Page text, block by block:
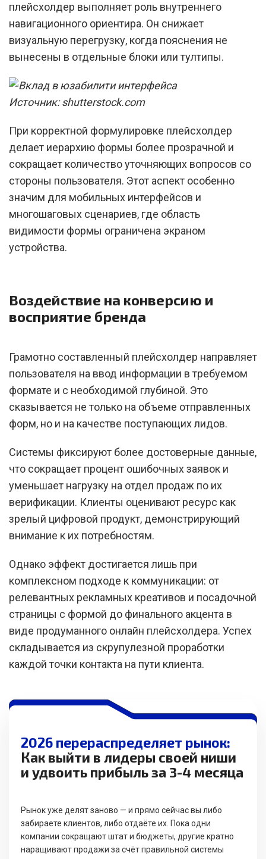
плейсхолдер выполняет роль внутреннего
навигационного ориентира. Он снижает
визуальную перегрузку, когда пояснения не
вынесены в отдельные блоки или тултипы.
Источник: shutterstock.com
При корректной формулировке плейсхолдер
делает иерархию формы более прозрачной и
сокращает количество уточняющих вопросов со
стороны пользователя. Этот аспект особенно
значим для мобильных интерфейсов и
многошаговых сценариев, где область
видимости формы ограничена экраном
устройства.
Воздействие на конверсию и
восприятие бренда
Грамотно составленный плейсхолдер направляет
пользователя на ввод информации в требуемом
формате и с необходимой глубиной. Это
сказывается не только на объеме отправленных
форм, но и на качестве поступающих лидов.
Системы фиксируют более достоверные данные,
что сокращает процент ошибочных заявок и
уменьшает нагрузку на отдел продаж по их
верификации. Клиенты оценивают ресурс как
зрелый цифровой продукт, демонстрирующий
внимание к их потребностям.
Однако эффект достигается лишь при
комплексном подходе к коммуникации: от
релевантных рекламных креативов и посадочной
страницы с формой до финального акцента в
виде продуманного онлайн плейсхолдера. Успех
складывается из скрупулезной проработки
каждой точки контакта на пути клиента.
2026 перераспределяет рынок:
Как выйти в лидеры своей ниши
и удвоить прибыль за 3-4 месяца
Рынок уже делят заново — и прямо сейчас вы либо
забираете клиентов, либо отдаёте их. Пока одни
компании сокращают штат и бюджеты, другие кратно
наращивают продажи за счёт правильной системы